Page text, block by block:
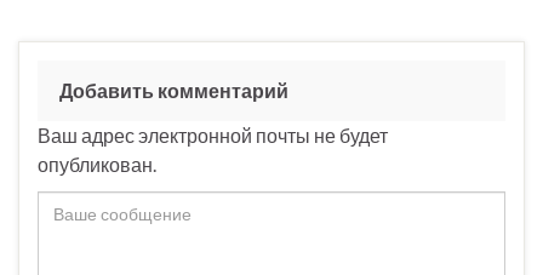
Добавить комментарий
Ваш адрес электронной почты не будет
опубликован.